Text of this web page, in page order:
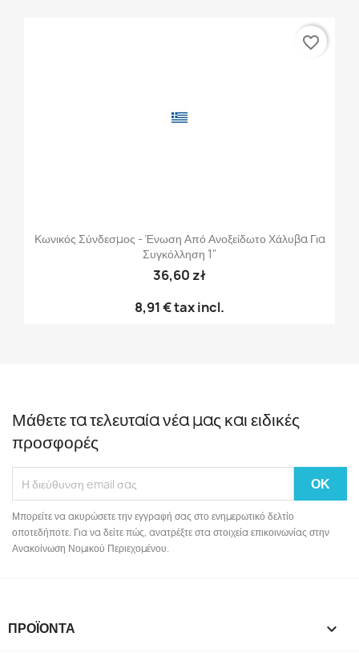
Κωνικός Σύνδεσμος - Ένωση Από Ανοξείδωτο Χάλυβα Για
Συγκόλληση 1"
36,60 zł
8,91 €tax incl.
favorite_border
Μάθετε τα τελευταία νέα μας και ειδικές
προσφορές
Μπορείτε να ακυρώσετε την εγγραφή σας στο ενημερωτικό δελτίο
οποτεδήποτε. Για να δείτε πώς, ανατρέξτε στα στοιχεία επικοινωνίας στην
Ανακοίνωση Νομικού Περιεχομένου.
ΠΡΟΪΌΝΤΑ 